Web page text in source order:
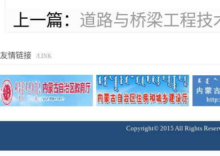
上一篇： 道路与桥梁工程技
友情链接 /LINK
Copyright© 2015 All Rights